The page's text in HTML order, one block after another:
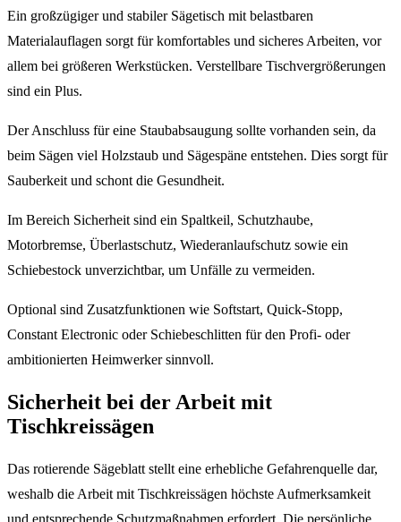
Ein großzügiger und stabiler Sägetisch mit belastbaren
Materialauflagen sorgt für komfortables und sicheres Arbeiten, vor
allem bei größeren Werkstücken. Verstellbare Tischvergrößerungen
sind ein Plus.
Der Anschluss für eine Staubabsaugung sollte vorhanden sein, da
beim Sägen viel Holzstaub und Sägespäne entstehen. Dies sorgt für
Sauberkeit und schont die Gesundheit.
Im Bereich Sicherheit sind ein Spaltkeil, Schutzhaube,
Motorbremse, Überlastschutz, Wiederanlaufschutz sowie ein
Schiebestock unverzichtbar, um Unfälle zu vermeiden.
Optional sind Zusatzfunktionen wie Softstart, Quick-Stopp,
Constant Electronic oder Schiebeschlitten für den Profi- oder
ambitionierten Heimwerker sinnvoll.
Sicherheit bei der Arbeit mit
Tischkreissägen
Das rotierende Sägeblatt stellt eine erhebliche Gefahrenquelle dar,
weshalb die Arbeit mit Tischkreissägen höchste Aufmerksamkeit
und entsprechende Schutzmaßnahmen erfordert. Die persönliche